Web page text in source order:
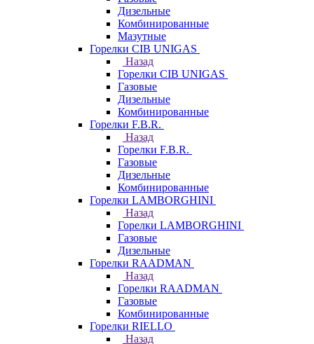
Дизельные
Комбинированные
Мазутные
Горелки CIB UNIGAS
Назад
Горелки CIB UNIGAS
Газовые
Дизельные
Комбинированные
Горелки F.B.R.
Назад
Горелки F.B.R.
Газовые
Дизельные
Комбинированные
Горелки LAMBORGHINI
Назад
Горелки LAMBORGHINI
Газовые
Дизельные
Горелки RAADMAN
Назад
Горелки RAADMAN
Газовые
Комбинированные
Горелки RIELLO
Назад